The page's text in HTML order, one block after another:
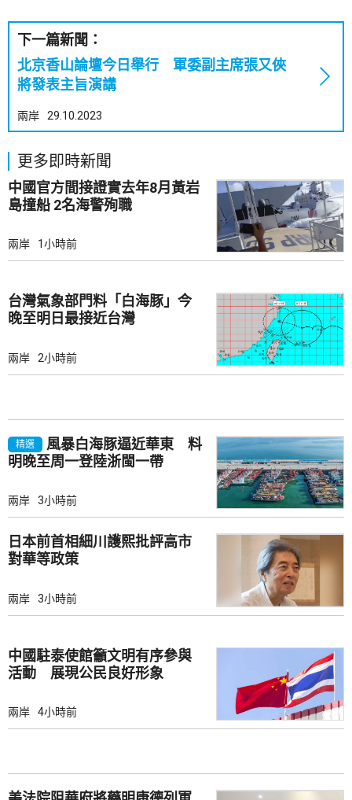
下一篇新聞：
北京香山論壇今日舉行 軍委副主席張又俠
將發表主旨演講
兩岸 29.10.2023
更多即時新聞
中國官方間接證實去年8月黃岩
島撞船 2名海警殉職
兩岸 1小時前
台灣氣象部門料「白海豚」今
晚至明日最接近台灣
兩岸 2小時前
精選
風暴白海豚逼近華東 料
明晚至周一登陸浙閩一帶
兩岸 3小時前
日本前首相細川護熙批評高市
對華等政策
兩岸 3小時前
中國駐泰使館籲文明有序參與
活動 展現公民良好形象
兩岸 4小時前